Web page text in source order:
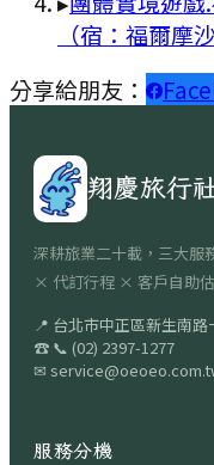
（宿：福爾摩
分享給朋友：
翔慶旅行
深耕旅業二十載，三大服
× 代訂行程 × 客戶自助估
📍 台北市中正區新生南路
☎ 📞 (02) 2397-1277
✉
服務分機